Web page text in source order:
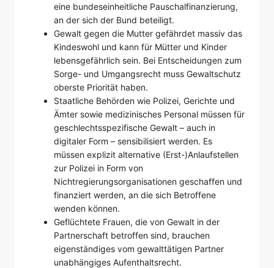
eine bundeseinheitliche Pauschalfinanzierung,
an der sich der Bund beteiligt.
Gewalt gegen die Mutter gefährdet massiv das
Kindeswohl und kann für Mütter und Kinder
lebensgefährlich sein. Bei Entscheidungen zum
Sorge- und Umgangsrecht muss Gewaltschutz
oberste Priorität haben.
Staatliche Behörden wie Polizei, Gerichte und
Ämter sowie medizinisches Personal müssen für
geschlechtsspezifische Gewalt – auch in
digitaler Form – sensibilisiert werden. Es
müssen explizit alternative (Erst-)Anlaufstellen
zur Polizei in Form von
Nichtregierungsorganisationen geschaffen und
finanziert werden, an die sich Betroffene
wenden können.
Geflüchtete Frauen, die von Gewalt in der
Partnerschaft betroffen sind, brauchen
eigenständiges vom gewalttätigen Partner
unabhängiges Aufenthaltsrecht.